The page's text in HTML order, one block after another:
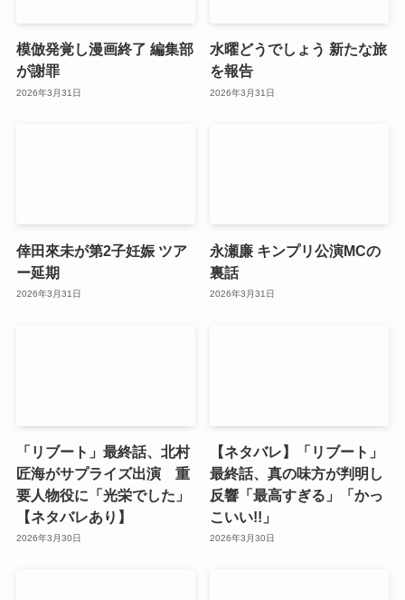
模倣発覚し漫画終了 編集部
が謝罪
2026年3月31日
水曜どうでしょう 新たな旅
を報告
2026年3月31日
倖田來未が第2子妊娠 ツア
ー延期
2026年3月31日
永瀬廉 キンプリ公演MCの
裏話
2026年3月31日
「リブート」最終話、北村
匠海がサプライズ出演 重
要人物役に「光栄でした」
【ネタバレあり】
2026年3月30日
【ネタバレ】「リブート」
最終話、真の味方が判明し
反響「最高すぎる」「かっ
こいい!!」
2026年3月30日